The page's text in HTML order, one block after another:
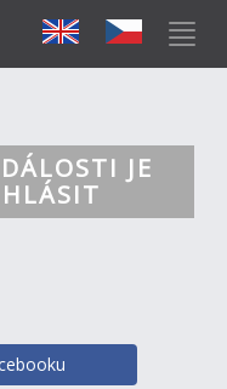
JE